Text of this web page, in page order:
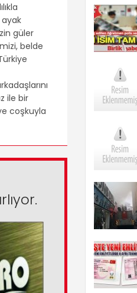
ayak
güler
belde
ile bir
coşkuyla